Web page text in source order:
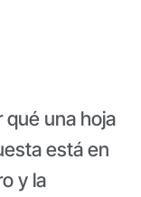
qué una hoja
está en
y la